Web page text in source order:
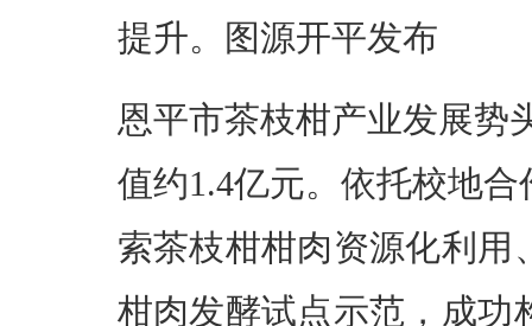
提升。图源开平发布
恩平市茶枝柑产业发展势
值约1.4亿元。依托校地
索茶枝柑柑肉资源化利用
柑肉发酵试点示范，成功